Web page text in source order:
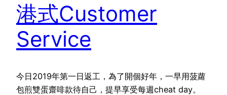
港式Customer
Service
今日2019年第一日返工，為了開個好年，一早用菠蘿
包煎雙蛋齋啡款待自己，提早享受每週cheat day。